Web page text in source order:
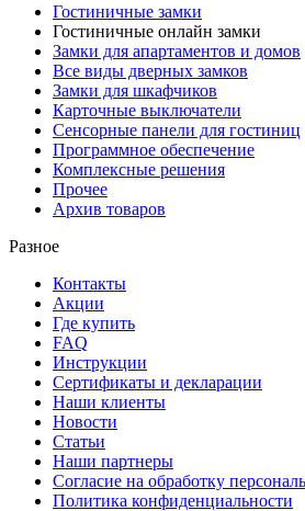
Гостиничные замки
Гостиничные онлайн замки
Замки для апартаментов и домов
Все виды дверных замков
Замки для шкафчиков
Карточные выключатели
Сенсорные панели для гостиниц
Программное обеспечение
Комплексные решения
Прочее
Архив товаров
Разное
Контакты
Акции
Где купить
FAQ
Инструкции
Сертификаты и декларации
Наши клиенты
Новости
Статьи
Наши партнеры
Согласие на обработку
Политика конфиденциальности